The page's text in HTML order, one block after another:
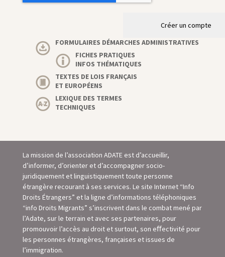
Créer un compte
FORMULAIRES DÉMARCHES ADMINISTRATIVES
FICHES PRATIQUES
INFOS THÉMATIQUES
TEXTES DE LOIS FRANÇAIS
ET EUROPÉENS
LEXIQUE DES TERMES
TECHNIQUES
La mission de l’association ADATE est d’accueillir,
d’informer, d’orienter et d’accompagner socio-
juridiquement et linguistiquement toute personne
étrangère recourant à ses services. Le site Internet “Info
Droits Étrangers” et la ligne d’informations téléphoniques
“info Droits Migrants” s’inscrivent dans le combat mené par
l’Adate, sur le terrain et avec ses partenaires, pour
promouvoir l’accès au droit et surtout, son eﬀectivité pour
les personnes étrangères, françaises et issues de
l’immigration.